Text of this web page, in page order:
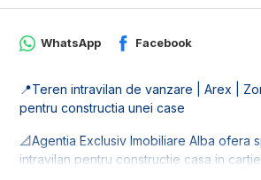
WhatsApp Facebook
📍Teren intravilan de vanzare | Arex |
pentru constructia unei case
📐Agentia Exclusiv Imobiliare Alba ofera
intravilan pentru constructie casa in